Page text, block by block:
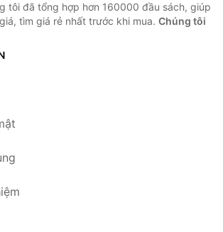
tôi đã tổng hợp hơn 160000 đầu sách, giúp
tìm giá rẻ nhất trước khi mua. Chúng tôi